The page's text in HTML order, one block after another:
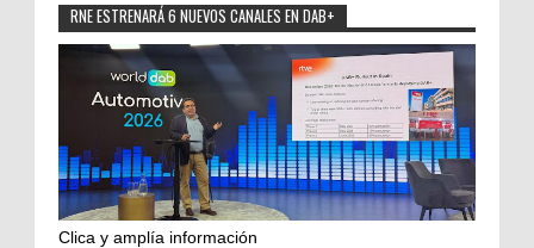
RNE ESTRENARÁ 6 NUEVOS CANALES EN DAB+
Clica y amplía información